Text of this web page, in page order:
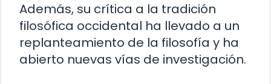
Además, su crítica a la tradición
filosófica occidental ha llevado a un
replanteamiento de la filosofía y ha
abierto nuevas vías de investigación.